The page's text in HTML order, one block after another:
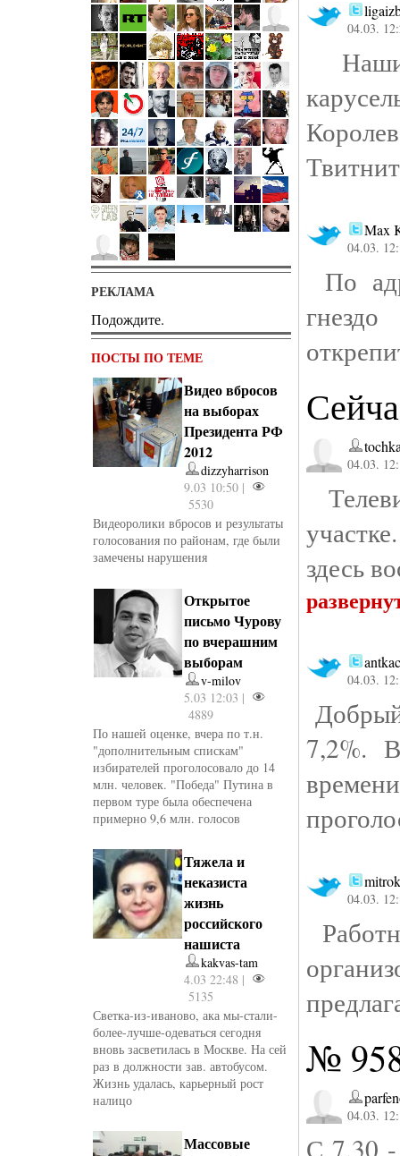
РЕКЛАМА
Подождите.
ПОСТЫ ПО ТЕМЕ
Видео вбросов
на выборах
Президента РФ
2012
dizzyharrison
9.03 10:50 |
5530
Видеоролики вбросов и результаты
голосования по районам, где были
замечены нарушения
Открытое
письмо Чурову
по вчерашним
выборам
v-milov
5.03 12:03 |
4889
По нашей оценке, вчера по т.н.
"дополнительным спискам"
избирателей проголосовало до 14
млн. человек. "Победа" Путина в
первом туре была обеспечена
примерно 9,6 млн. голосов
Тяжела и
неказиста
жизнь
российского
нашиста
kakvas-tam
4.03 22:48 |
5135
Светка-из-иваново, ака мы-стали-
более-лучше-одеваться сегодня
вновь засветилась в Москве. На сей
раз в должности зав. автобусом.
Жизнь удалась, карьерный рост
налицо
Массовые
04.03.
Max
04.03.
По
04.03.
здесь
04.03.
7,2%.
04.03.
№
04.03.
С 7.30 -